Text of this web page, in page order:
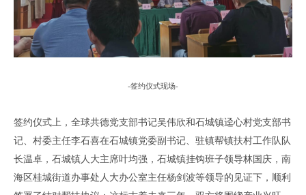
-签约仪式现场-
签约仪式上 ， 全球共德党支部书记吴伟欣和石城镇迳心村党支部书
记
村委主任李石喜在石城镇党委副书记、驻镇帮镇扶村工作队队
长温卓，石城镇人大主席叶均强，石城镇挂钩班子领导林国庆，南
海区桂城街道办事处人大办公室主任杨剑波等领导的见证下 ， 顺利